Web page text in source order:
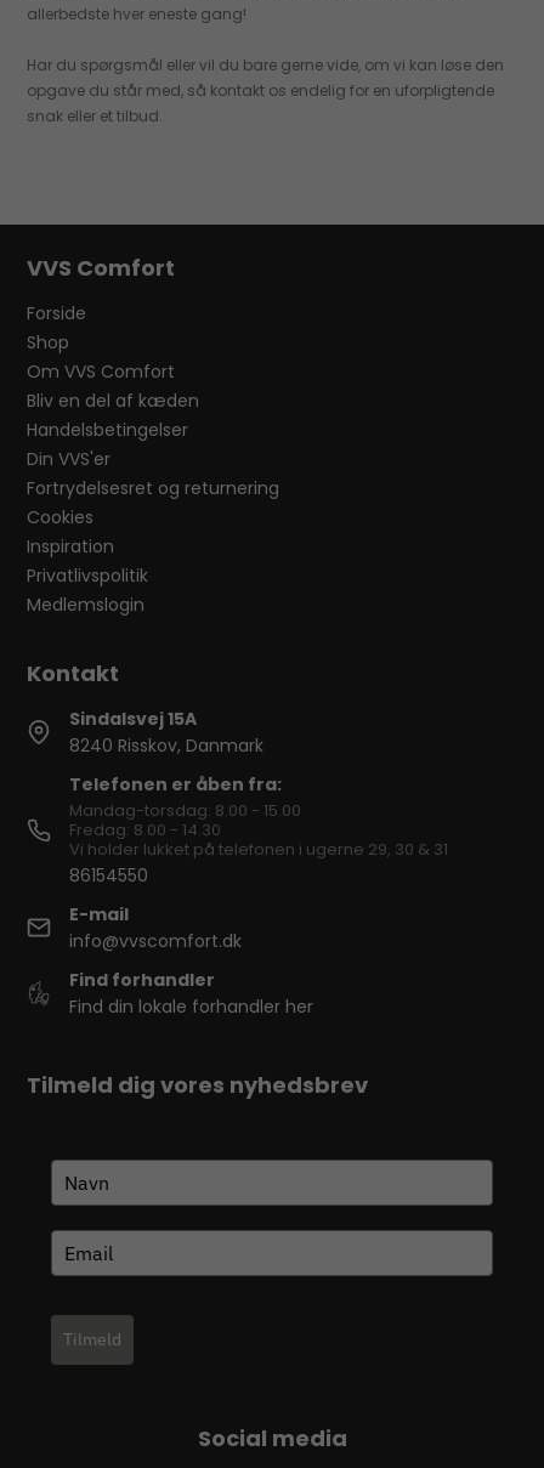
allerbedste hver eneste gang!
Har du spørgsmål eller vil du bare gerne vide, om vi kan løse den
opgave du står med, så kontakt os endelig for en uforpligtende
snak eller et tilbud.
VVS Comfort
Forside
Shop
Om VVS Comfort
Bliv en del af kæden
Handelsbetingelser
Din VVS'er
Fortrydelsesret og returnering
Cookies
Inspiration
Privatlivspolitik
Medlemslogin
Sindalsvej 15A
8240 Risskov, Danmark
Telefonen er åben fra:
Mandag-torsdag: 8.00 - 15.00
Fredag: 8.00 - 14.30
Vi holder lukket på telefonen i ugerne 29, 30 & 31
86154550
E-mail
info@vvscomfort.dk
Find forhandler
Find din lokale forhandler her
Tilmeld dig vores nyhedsbrev
Tilmeld
Social media